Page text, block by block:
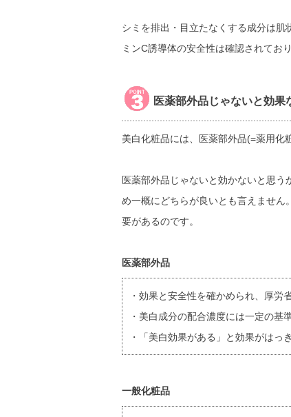
シミを排出・目立たなくする成分は
ミンC誘導体の安全性は確認されてお
医薬部外品じゃないと効果
美白化粧品には、医薬部外品(=薬用化
医薬部外品じゃないと効かないと思
め一概にどちらが良いとも言えませ
要があるのです。
医薬部外品
・効果と安全性を確かめられ、厚労
・美白成分の配合濃度には一定の基
・「美白効果がある」と効果がはっ
一般化粧品